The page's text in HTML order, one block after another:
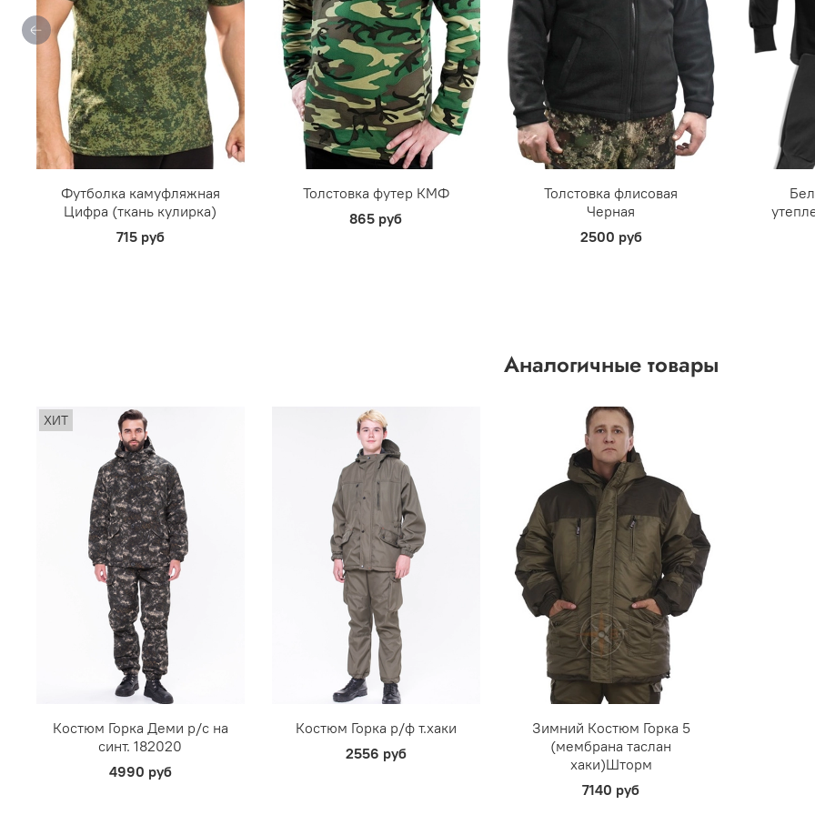
Футболка камуфляжная
Цифра (ткань кулирка)
715 руб
Толстовка футер КМФ
865 руб
Толстовка флисовая
Черная
2500 руб
Аналогичные товары
ХИТ
Костюм Горка Деми р/c на
синт. 182020
4990 руб
Костюм Горка р/ф т.хаки
2556 руб
Зимний Костюм Горка 5
(мембрана таслан
хаки)Шторм
7140 руб